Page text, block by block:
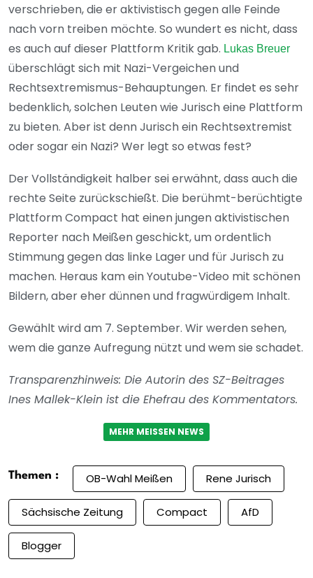
verschrieben, die er aktivistisch gegen alle Feinde
nach vorn treiben möchte. So wundert es nicht, dass
es auch auf dieser Plattform Kritik gab. Lukas Breuer
überschlägt sich mit Nazi-Vergeichen und
Rechtsextremismus-Behauptungen. Er findet es sehr
bedenklich, solchen Leuten wie Jurisch eine Plattform
zu bieten. Aber ist denn Jurisch ein Rechtsextremist
oder sogar ein Nazi? Wer legt so etwas fest?
Der Vollständigkeit halber sei erwähnt, dass auch die
rechte Seite zurückschießt. Die berühmt-berüchtigte
Plattform Compact hat einen jungen aktivistischen
Reporter nach Meißen geschickt, um ordentlich
Stimmung gegen das linke Lager und für Jurisch zu
machen. Heraus kam ein Youtube-Video mit schönen
Bildern, aber eher dünnen und fragwürdigem Inhalt.
Gewählt wird am 7. September. Wir werden sehen,
wem die ganze Aufregung nützt und wem sie schadet.
Transparenzhinweis: Die Autorin des SZ-Beitrages
Ines Mallek-Klein ist die Ehefrau des Kommentators.
MEHR MEISSEN NEWS
Themen : OB-Wahl Meißen Rene Jurisch
Sächsische Zeitung Compact AfD
Blogger